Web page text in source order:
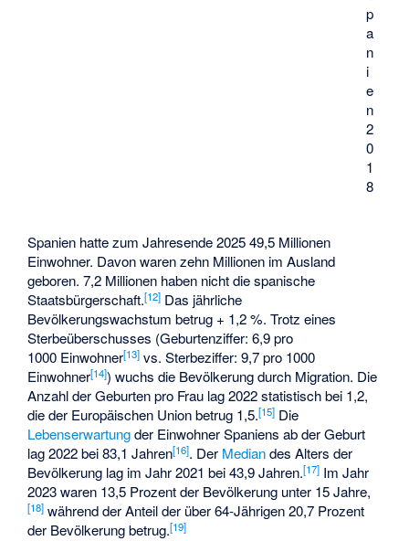
p
a
n
i
e
n
2
0
1
8
Spanien hatte zum Jahresende 2025 49,5 Millionen
Einwohner. Davon waren zehn Millionen im Ausland
geboren. 7,2 Millionen haben nicht die spanische
Staatsbürgerschaft.[12] Das jährliche
Bevölkerungswachstum betrug + 1,2 %. Trotz eines
Sterbeüberschusses (Geburtenziffer: 6,9 pro
1000 Einwohner[13] vs. Sterbeziffer: 9,7 pro 1000
Einwohner[14]) wuchs die Bevölkerung durch Migration. Die
Anzahl der Geburten pro Frau lag 2022 statistisch bei 1,2,
die der Europäischen Union betrug 1,5.[15] Die
Lebenserwartungder Einwohner Spaniens ab der Geburt
lag 2022 bei 83,1 Jahren[16]. Der Mediandes Alters der
Bevölkerung lag im Jahr 2021 bei 43,9 Jahren.[17] Im Jahr
2023 waren 13,5 Prozent der Bevölkerung unter 15 Jahre,
[18] während der Anteil der über 64-Jährigen 20,7 Prozent
der Bevölkerung betrug.[19]